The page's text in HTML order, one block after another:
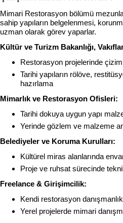
Mimari Restorasyon bölümü
sahip yapıların belgelenmesi,
uzman olarak görev yaparlar.
Kültür ve Turizm Bakanlığı,
Restorasyon projelerinde
Tarihi yapıların rölöve,
hazırlama
Mimarlık ve Restorasyon Ofisleri:
Tarihi dokuya uygun yapı
Yerinde gözlem ve malzeme
Belediyeler ve Koruma Kurulları:
Kültürel miras alanlarında
Proje ve ruhsat sürecinde
Freelance & Girişimcilik:
Kendi restorasyon
Yerel projelerde mimari